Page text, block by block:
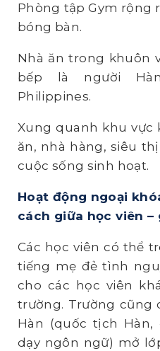
Phòng tập Gym rộng
bóng bàn.
Nhà ăn trong khuôn
bếp là người
Philippines.
Xung quanh khu vực
ăn, nhà hàng, siêu
cuộc sống sinh hoạt.
Hoạt động ngoại kh
cách giữa học viên –
Các học viên có thể
tiếng mẹ đẻ tình
cho các học viên
trường. Trường cũng
Hàn (quốc tịch Hàn,
dạy ngôn ngữ) mở